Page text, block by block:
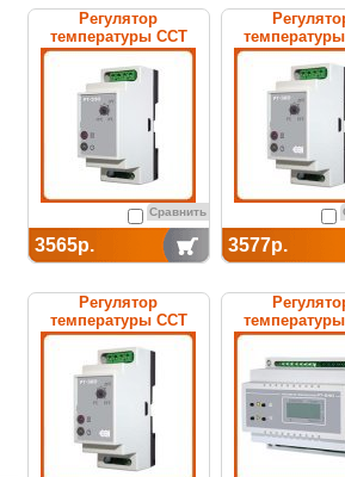
Регулятор
температуры ССТ
РТ-330 электронный
Сравнить
3565р.
РТ-320
3577р.
Регулятор
температуры ССТ
РТ-320 (с датчиком ДТ)
электронный
РТ-240